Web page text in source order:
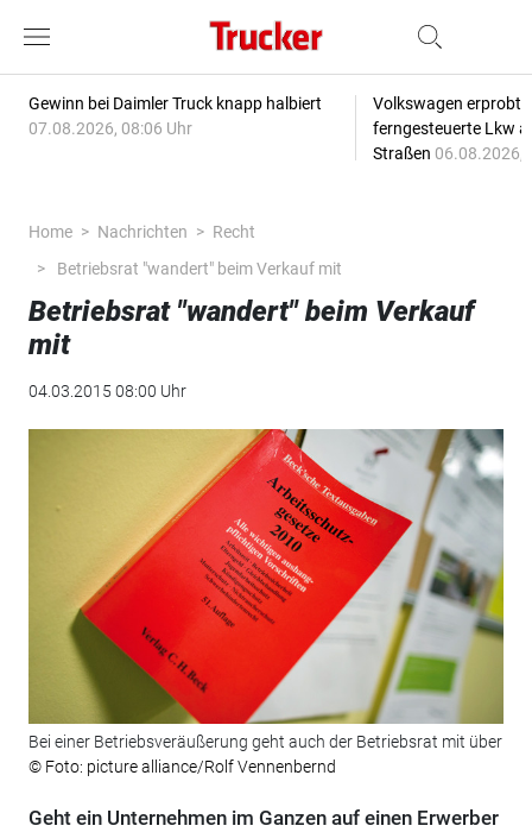
Gewinn bei Daimler Truck knapp halbiert
07.08.2026, 08:06 Uhr
Volkswagen erprobt
ferngesteuerte Lkw
Straßen 06.08.2026,
Home Nachrichten
Recht
Betriebsrat "wandert" beim Verkauf mit
Betriebsrat "wandert" beim Verkauf
mit
04.03.2015 08:00 Uhr
Bei einer Betriebsveräußerung geht auch der Betriebsrat mit über
© Foto: picture alliance/Rolf Vennenbernd
Geht ein Unternehmen im Ganzen auf einen Erwerber